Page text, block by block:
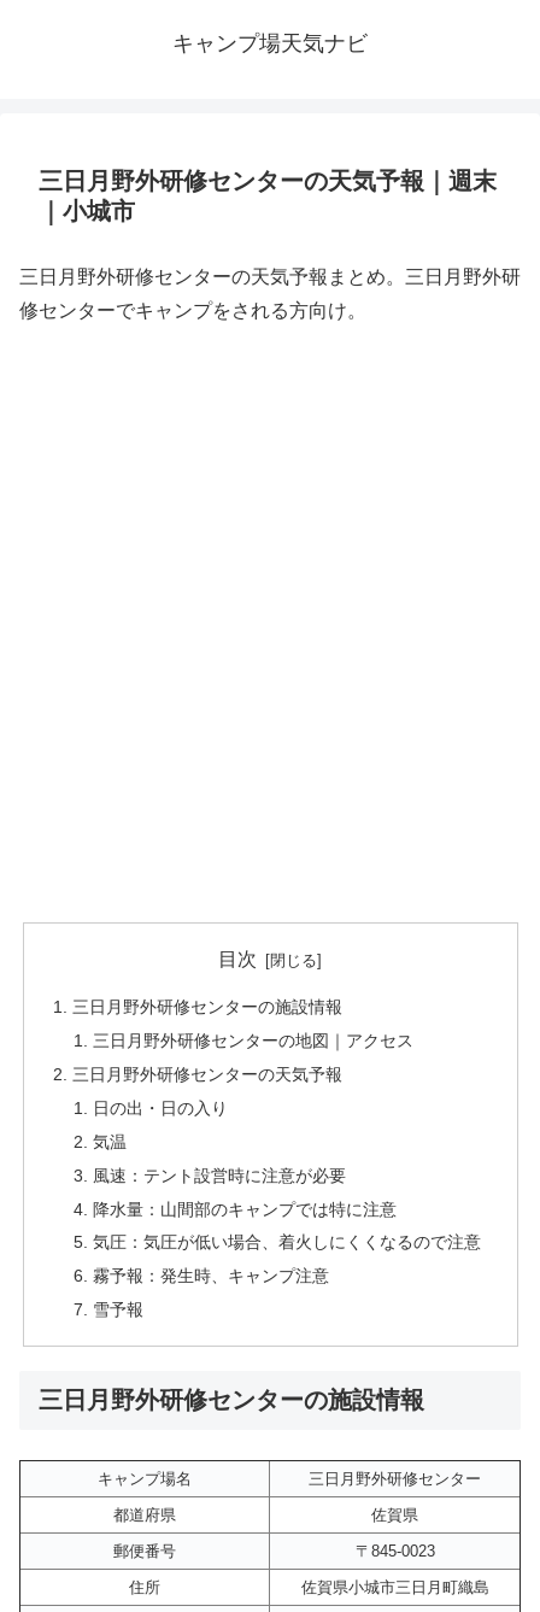
キャンプ場天気ナビ
三日月野外研修センターの天気予報｜週末
｜小城市
三日月野外研修センターの天気予報まとめ。三日月野外研
修センターでキャンプをされる方向け。
目次
三日月野外研修センターの施設情報
三日月野外研修センターの地図｜アクセス
三日月野外研修センターの天気予報
日の出・日の入り
気温
風速：テント設営時に注意が必要
降水量：山間部のキャンプでは特に注意
気圧：気圧が低い場合、着火しにくくなるので注意
霧予報：発生時、キャンプ注意
雪予報
三日月野外研修センターの施設情報
キャンプ場名
三日月野外研修センター
都道府県
佐賀県
郵便番号
〒845-0023
住所
佐賀県小城市三日月町織島